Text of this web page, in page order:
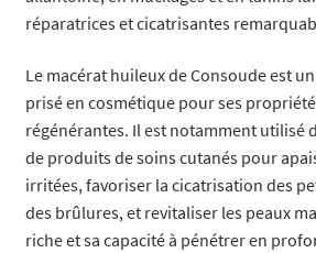
réparatrices et cicatrisantes
Le macérat huileux de Consoude est
prisé en cosmétique pour ses
régénérantes. Il est notamment utilisé
de produits de soins cutanés pour
irritées, favoriser la cicatrisation des
des brûlures, et revitaliser les peaux
riche et sa capacité à pénétrer en